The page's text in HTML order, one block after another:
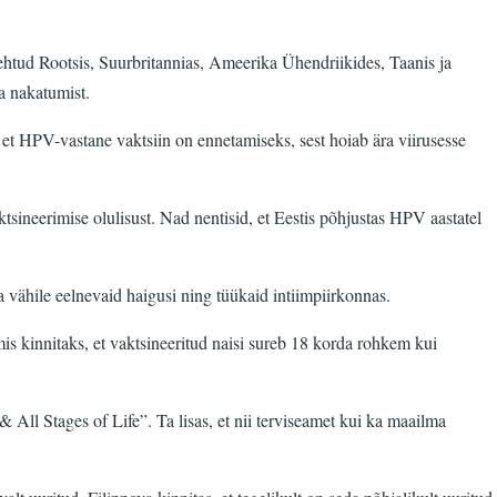
Rootsis, Suurbritannias, Ameerika Ühendriikides, Taanis ja
nakatumist.
vastane vaktsiin on ennetamiseks, sest hoiab ära viirusesse
olulisust. Nad nentisid, et Eestis põhjustas HPV aastatel
vähile eelnevaid haigusi ning tüükaid intiimpiirkonnas.
kinnitaks, et vaktsineeritud naisi sureb 18 korda rohkem kui
All Stages of Life”. Ta lisas, et nii terviseamet kui ka maailma